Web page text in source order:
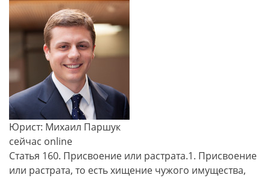
Юрист: Михаил Паршук
сейчас online
Статья 160. Присвоение или растрата.1. Присвоение
или растрата, то есть хищение чужого имущества,